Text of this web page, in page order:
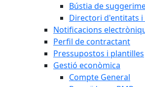
Bústia de
Directori d'entitats i
Notificacions
Perfil de contractant
Pressupostos i plantilles
Gestió econòmica
Compte General